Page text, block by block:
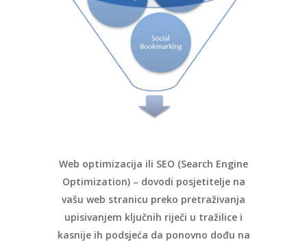
Web optimizacija ili SEO (Search Engine
Optimization) – dovodi posjetitelje na
vašu web stranicu preko pretraživanja
upisivanjem ključnih riječi u tražilice i
kasnije ih podsjeća da ponovno dođu na